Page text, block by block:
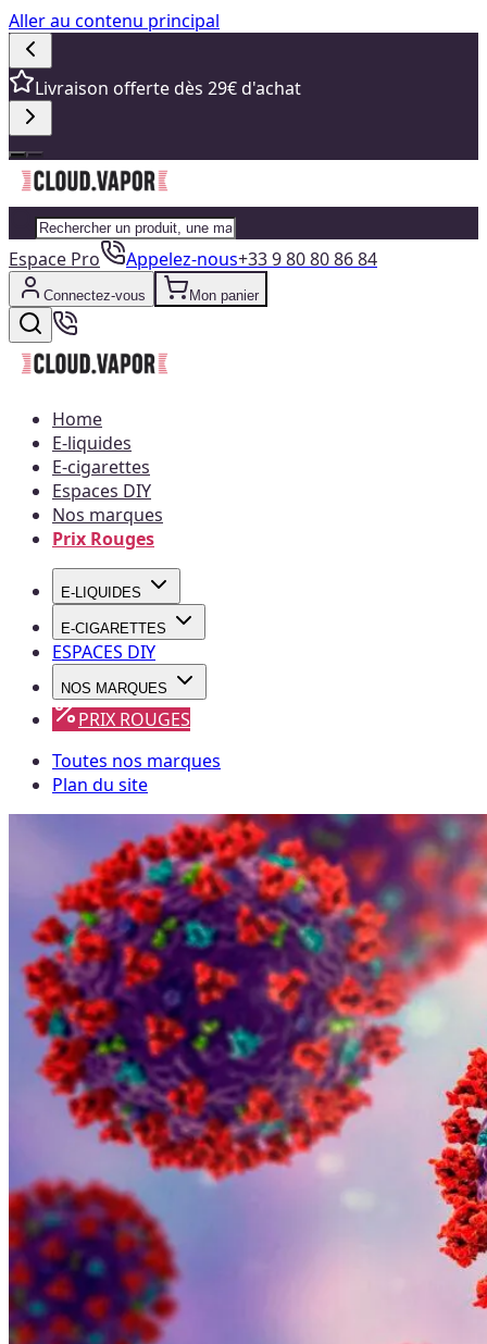
Aller au contenu principal
Livraison offerte dès 29€ d'achat
Espace Pro Appelez-nous+33 9 80 80 86 84
Connectez-vous Mon panier
Home
E-liquides
E-cigarettes
Espaces DIY
Nos marques
Prix Rouges
E-LIQUIDES
E-CIGARETTES
ESPACES DIY
NOS MARQUES
PRIX ROUGES
Toutes nos marques
Plan du site